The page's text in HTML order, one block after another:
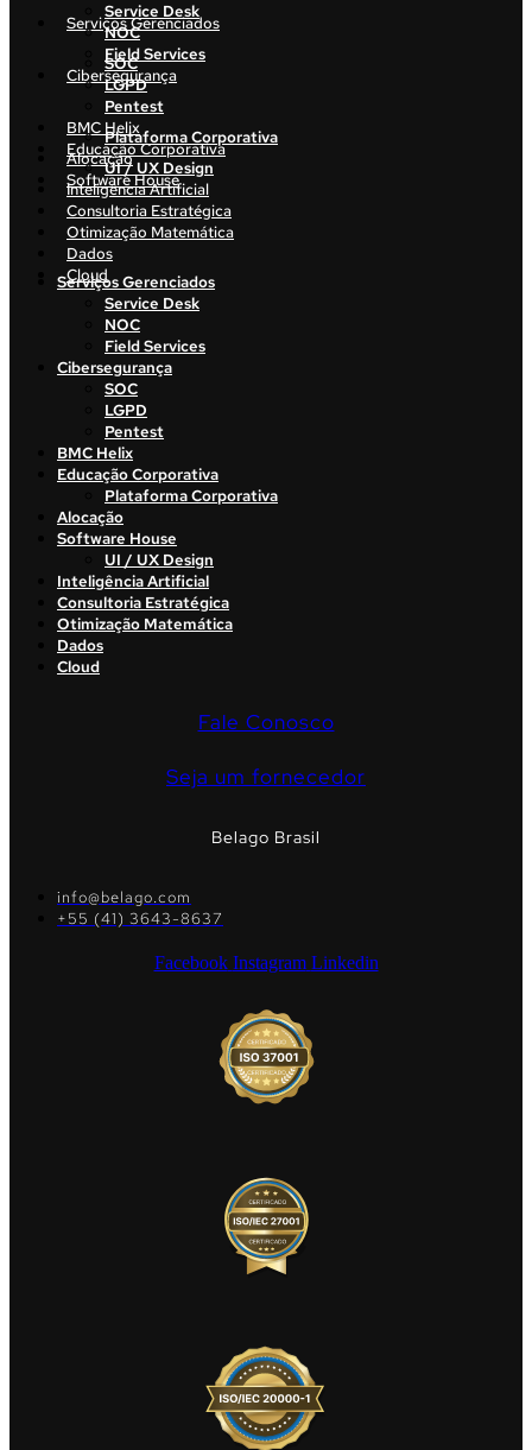
Serviços Gerenciados
Service Desk
NOC
Field Services
Cibersegurança
SOC
LGPD
Pentest
BMC Helix
Educação Corporativa
Plataforma Corporativa
Alocação
Software House
UI / UX Design
Inteligência Artificial
Consultoria Estratégica
Otimização Matemática
Dados
Cloud
Serviços Gerenciados
Service Desk
NOC
Field Services
Cibersegurança
SOC
LGPD
Pentest
BMC Helix
Educação Corporativa
Plataforma Corporativa
Alocação
Software House
UI / UX Design
Inteligência Artificial
Consultoria Estratégica
Otimização Matemática
Dados
Cloud
Fale Conosco
Seja um fornecedor
Belago Brasil
info@belago.com
+55 (41) 3643-8637
Facebook Instagram Linkedin